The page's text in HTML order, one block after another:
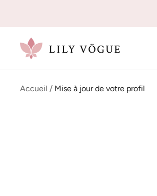
contenu
Lily
Vogue
Accueil Mise à jour de votre profil